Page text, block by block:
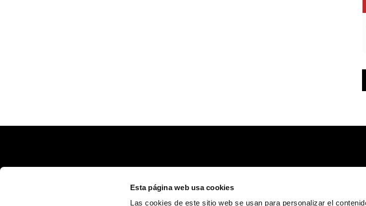
Esta página web usa cookies
Las cookies de este sitio web se usan para personalizar el